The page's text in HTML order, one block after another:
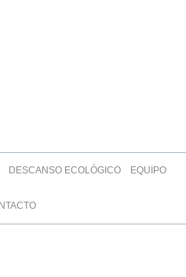
DESCANSO ECOLÓGICO EQUIPO